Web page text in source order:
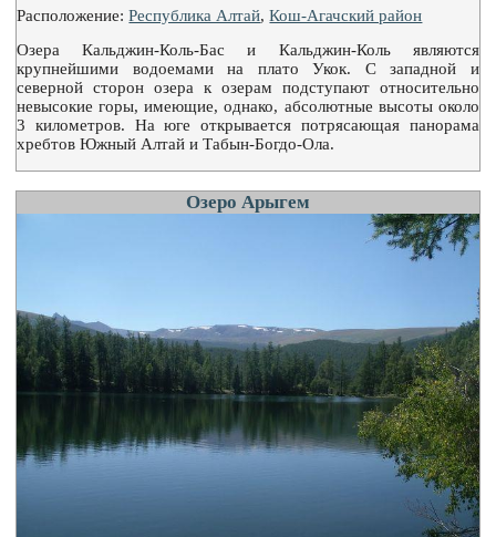
Расположение:Республика Алтай,Кош-Агачский район
Озера Кальджин-Коль-Бас и Кальджин-Коль являются
крупнейшими водоемами на плато Укок. С западной и
северной сторон озера к озерам подступают относительно
невысокие горы, имеющие, однако, абсолютные высоты около
3 километров. На юге открывается потрясающая панорама
хребтов Южный Алтай и Табын-Богдо-Ола.
Озеро Арыгем